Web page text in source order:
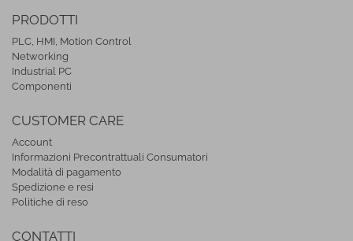
PRODOTTI
PLC, HMI, Motion Control
Networking
Industrial PC
Componenti
CUSTOMER CARE
Account
Informazioni Precontrattuali Consumatori
Modalità di pagamento
Spedizione e resi
Politiche di reso
CONTATTI